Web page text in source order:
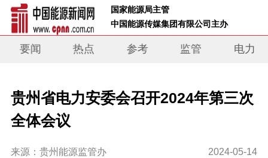
国家能源局主管
中国能源传媒集团有限公司主办
要闻 热点 参考 监管 电力
贵州省电力安委会召开2024年第三次
全体会议
来源：贵州能源监管办 2024-05-14